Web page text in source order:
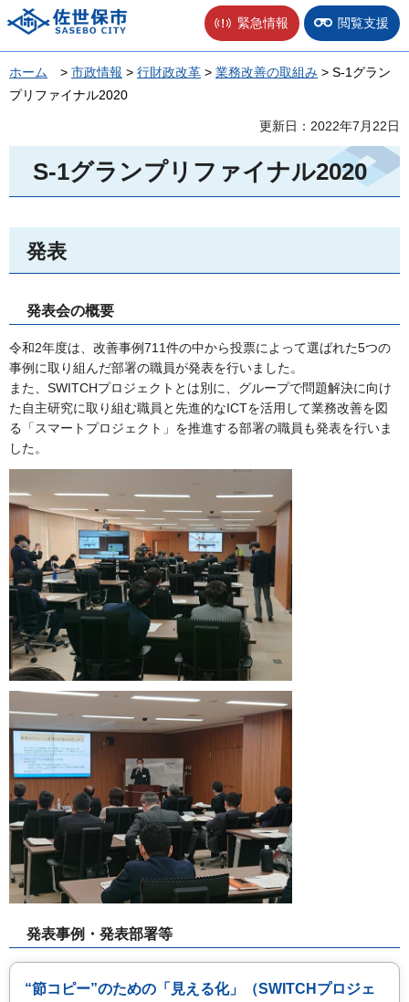
佐世保市 緊急情報 閲覧支援
ホーム > 市政情報 > 行財政改革 > 業務改善の取組み > S-1グラン
プリファイナル2020
更新日：2022年7月22日
S-1グランプリファイナル2020
発表
発表会の概要
令和2年度は、改善事例711件の中から投票によって選ばれた5つの
事例に取り組んだ部署の職員が発表を行いました。
また、SWITCHプロジェクトとは別に、グループで問題解決に向け
た自主研究に取り組む職員と先進的なICTを活用して業務改善を図
る「スマートプロジェクト」を推進する部署の職員も発表を行いま
した。
発表事例・発表部署等
“節コピー”のための「見える化」（SWITCHプロジェ